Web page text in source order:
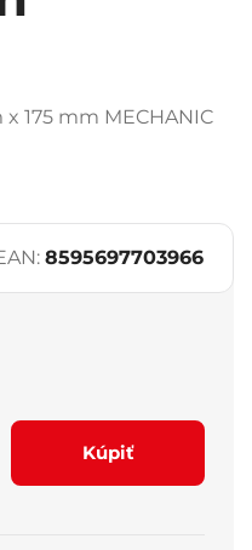
175 mm MECHANIC
8595697703966
Kúpiť